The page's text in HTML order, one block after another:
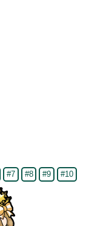
#7 #8 #9 #10